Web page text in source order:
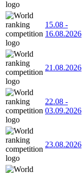
15.08 -
16.08.2026
21.08.2026
22.08 -
03.09.2026
23.08.2026